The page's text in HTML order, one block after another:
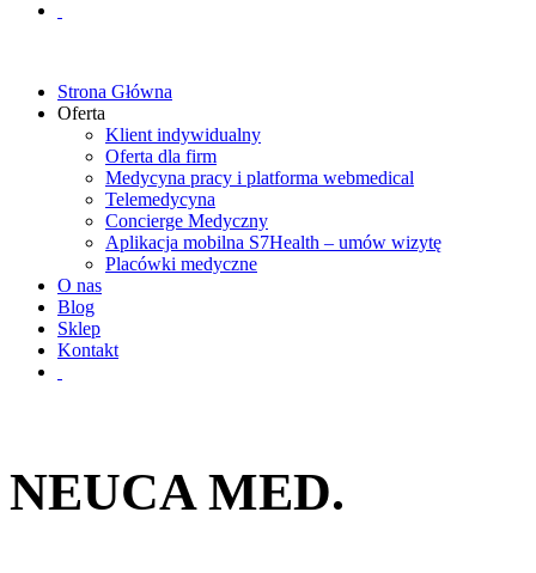
Strona Główna
Oferta
Klient indywidualny
Oferta dla firm
Medycyna pracy i platforma webmedical
Telemedycyna
Concierge Medyczny
Aplikacja mobilna S7Health – umów wizytę
Placówki medyczne
O nas
Blog
Sklep
Kontakt
NEUCA MED.